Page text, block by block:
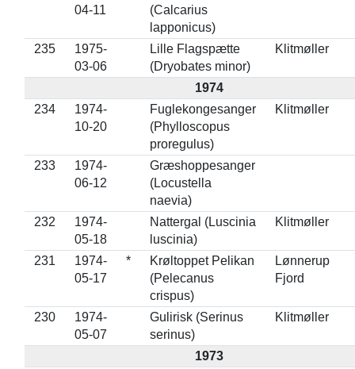
04-11
(Calcarius
lapponicus)
235
1975-
03-06
Lille Flagspætte
(Dryobates minor)
Klitmøller
1974
234
1974-
10-20
Fuglekongesanger
(Phylloscopus
proregulus)
Klitmøller
233
1974-
06-12
Græshoppesanger
(Locustella
naevia)
232
1974-
05-18
Nattergal (Luscinia
luscinia)
Klitmøller
231
1974-
05-17
*
Krøltoppet Pelikan
(Pelecanus
crispus)
Lønnerup
Fjord
230
1974-
05-07
Gulirisk (Serinus
serinus)
Klitmøller
1973